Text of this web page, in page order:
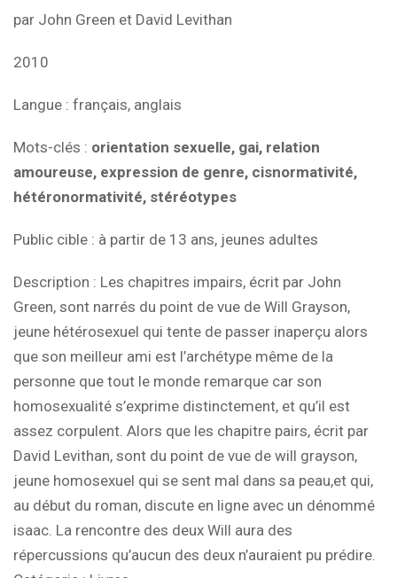
par John Green et David Levithan
2010
Langue : français, anglais
Mots-clés : orientation sexuelle, gai, relation
amoureuse, expression de genre, cisnormativité,
hétéronormativité, stéréotypes
Public cible : à partir de 13 ans, jeunes adultes
Description : Les chapitres impairs, écrit par John
Green, sont narrés du point de vue de Will Grayson,
jeune hétérosexuel qui tente de passer inaperçu alors
que son meilleur ami est l’archétype même de la
personne que tout le monde remarque car son
homosexualité s’exprime distinctement, et qu’il est
assez corpulent. Alors que les chapitre pairs, écrit par
David Levithan, sont du point de vue de will grayson,
jeune homosexuel qui se sent mal dans sa peau,et qui,
au début du roman, discute en ligne avec un dénommé
isaac. La rencontre des deux Will aura des
répercussions qu’aucun des deux n’auraient pu prédire.